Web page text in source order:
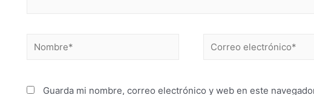
Guarda mi nombre, correo electrónico y web en este